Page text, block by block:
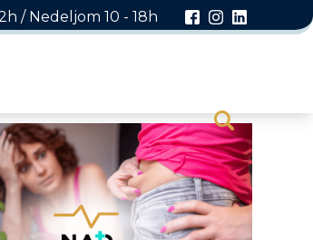
/ Nedeljom 10 - 18h